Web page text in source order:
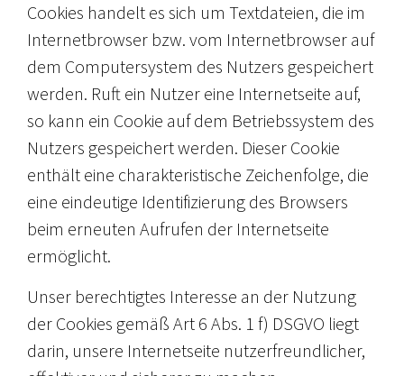
Cookies handelt es sich um Textdateien, die im
Internetbrowser bzw. vom Internetbrowser auf
dem Computersystem des Nutzers gespeichert
werden. Ruft ein Nutzer eine Internetseite auf,
so kann ein Cookie auf dem Betriebssystem des
Nutzers gespeichert werden. Dieser Cookie
enthält eine charakteristische Zeichenfolge, die
eine eindeutige Identifizierung des Browsers
beim erneuten Aufrufen der Internetseite
ermöglicht.
Unser berechtigtes Interesse an der Nutzung
der Cookies gemäß Art 6 Abs. 1 f) DSGVO liegt
darin, unsere Internetseite nutzerfreundlicher,